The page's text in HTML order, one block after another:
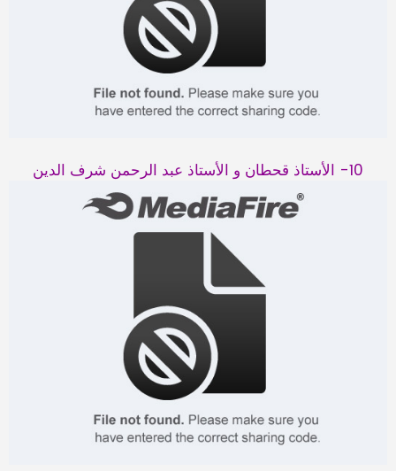
10- الأستاذ قحطان و الأستاذ عبد الرحمن شرف الدين